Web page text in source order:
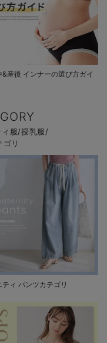
&産後 インナーの選び方ガイ
ィ服/授乳服/
リ
ティ パンツカテゴリ